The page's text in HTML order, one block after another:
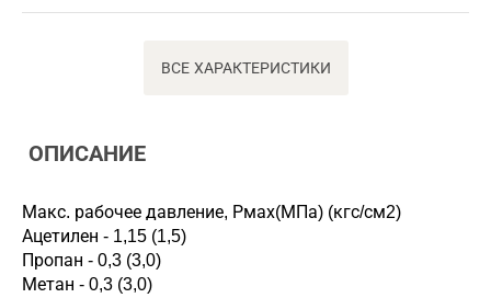
ВСЕ ХАРАКТЕРИСТИКИ
ОПИСАНИЕ
Макс. рабочее давление, Рмах(МПа) (кгс/см2)
Ацетилен - 1,15 (1,5)
Пропан - 0,3 (3,0)
Метан - 0,3 (3,0)